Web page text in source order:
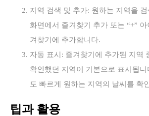
지역 검색 및 추가: 원하는 지역을
화면에서 즐겨찾기 추가 또는 “+”
겨찾기에 추가합니다.
자동 표시: 즐겨찾기에 추가된 지역
확인했던 지역이 기본으로 표시됩니
도 빠르게 원하는 지역의 날씨를 확
팁과 활용